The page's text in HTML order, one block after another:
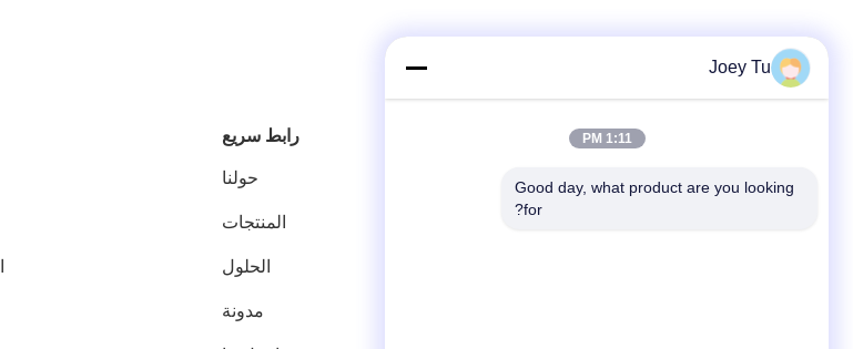
رابط سريع
حولنا
المنتجات
الحلول
مدونة
Joey Tu
1:11 PM
Good day, what product are you looking
for?